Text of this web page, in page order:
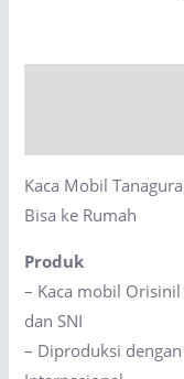
Jam
|
Bisa
ke
Rumah
quantity
Kaca Mobil
Bisa ke Rumah
Produk
– Kaca mobil
dan SNI
– Diproduksi